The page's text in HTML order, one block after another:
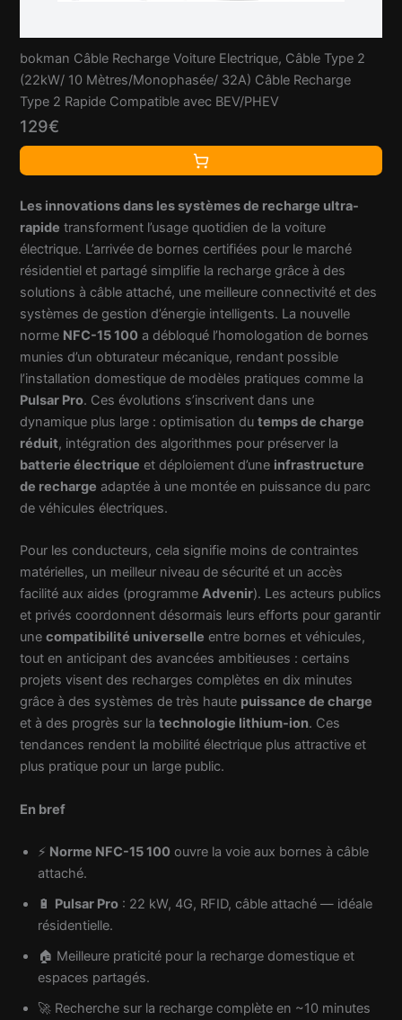
bokman Câble Recharge Voiture Electrique, Câble Type 2
(22kW/ 10 Mètres/Monophasée/ 32A) Câble Recharge
Type 2 Rapide Compatible avec BEV/PHEV
129€
Les innovations dans les systèmes de recharge ultra-
rapide transforment l’usage quotidien de la voiture
électrique. L’arrivée de bornes certifiées pour le marché
résidentiel et partagé simplifie la recharge grâce à des
solutions à câble attaché, une meilleure connectivité et des
systèmes de gestion d’énergie intelligents. La nouvelle
norme NFC-15 100 a débloqué l’homologation de bornes
munies d’un obturateur mécanique, rendant possible
l’installation domestique de modèles pratiques comme la
Pulsar Pro. Ces évolutions s’inscrivent dans une
dynamique plus large : optimisation dutemps de charge
réduit, intégration des algorithmes pour préserver la
batterie électrique et déploiement d’une infrastructure
de recharge adaptée à une montée en puissance du parc
de véhicules électriques.
Pour les conducteurs, cela signifie moins de contraintes
matérielles, un meilleur niveau de sécurité et un accès
facilité aux aides (programmeAdvenir). Les acteurs publics
et privés coordonnent désormais leurs efforts pour garantir
unecompatibilité universelle entre bornes et véhicules,
tout en anticipant des avancées ambitieuses : certains
projets visent des recharges complètes en dix minutes
grâce à des systèmes de très haute puissance de charge
et à des progrès sur latechnologie lithium-ion. Ces
tendances rendent la mobilité électrique plus attractive et
plus pratique pour un large public.
En bref
⚡ Norme NFC-15 100 ouvre la voie aux bornes à câble
attaché.
🔋 Pulsar Pro : 22 kW, 4G, RFID, câble attaché — idéale
résidentielle.
🏠 Meilleure praticité pour la recharge domestique et
espaces partagés.
🚀 Recherche sur la recharge complète en ~10 minutes